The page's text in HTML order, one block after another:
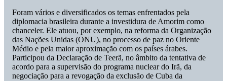
Foram vários e diversificados os temas enfrentados pela
diplomacia brasileira durante a investidura de Amorim como
chanceler. Ele atuou, por exemplo, na reforma da Organização
das Nações Unidas (ONU), no processo de paz no Oriente
Médio e pela maior aproximação com os países árabes.
Participou da Declaração de Teerã, no âmbito da tentativa de
acordo para a supervisão do programa nuclear do Irã, da
negociação para a revogação da exclusão de Cuba da